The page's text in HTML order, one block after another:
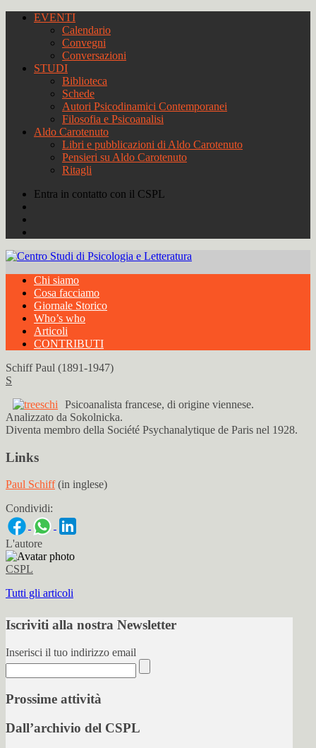
EVENTI
Calendario
Convegni
Conversazioni
STUDI
Biblioteca
Schede
Autori Psicodinamici Contemporanei
Filosofia e Psicoanalisi
Aldo Carotenuto
Libri e pubblicazioni di Aldo Carotenuto
Pensieri su Aldo Carotenuto
Ritagli
Entra in contatto con il CSPL
Chi siamo
Cosa facciamo
Giornale Storico
Who’s who
Articoli
CONTRIBUTI
Schiff Paul (1891-1947)
S
Psicoanalista francese, di origine viennese.
Analizzato da Sokolnicka.
Diventa membro della Société Psychanalytique de Paris nel 1928.
Links
Paul Schiff(in inglese)
Condividi:
L'autore
CSPL
Tutti gli articoli
Iscriviti alla nostra Newsletter
Inserisci il tuo indirizzo email
Prossime attività
Dall’archivio del CSPL